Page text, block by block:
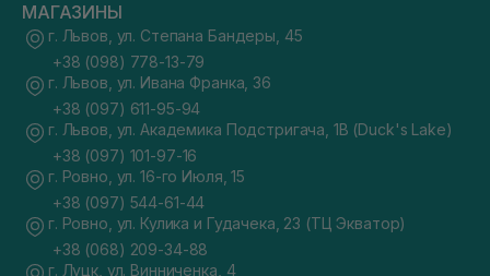
МАГАЗИНЫ
г. Львов, ул. Степана Бандеры, 45
+38 (098) 778-13-79
г. Львов, ул. Ивана Франка, 36
+38 (097) 611-95-94
г. Львов, ул. Академика Подстригача, 1В (Duck's Lake)
+38 (097) 101-97-16
г. Ровно, ул. 16-го Июля, 15
+38 (097) 544-61-44
г. Ровно, ул. Кулика и Гудачека, 23 (ТЦ Экватор)
+38 (068) 209-34-88
г. Луцк, ул. Винниченка, 4